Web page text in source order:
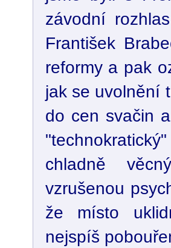
závodní
František
reformy a pak
jak se uvolnění
do cen svačin
chladně
vzrušenou
že místo
nejspíš